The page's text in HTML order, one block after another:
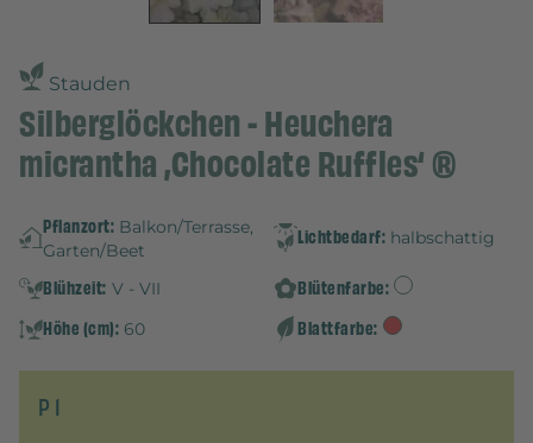
Stauden
Silberglöckchen - Heuchera
micrantha ‚Chocolate Ruffles‘ ®
Pflanzort: Balkon/Terrasse,
Garten/Beet
Lichtbedarf: halbschattig
Blühzeit: V - VII
Blütenfarbe:
Höhe (cm): 60 Blattfarbe:
P 1